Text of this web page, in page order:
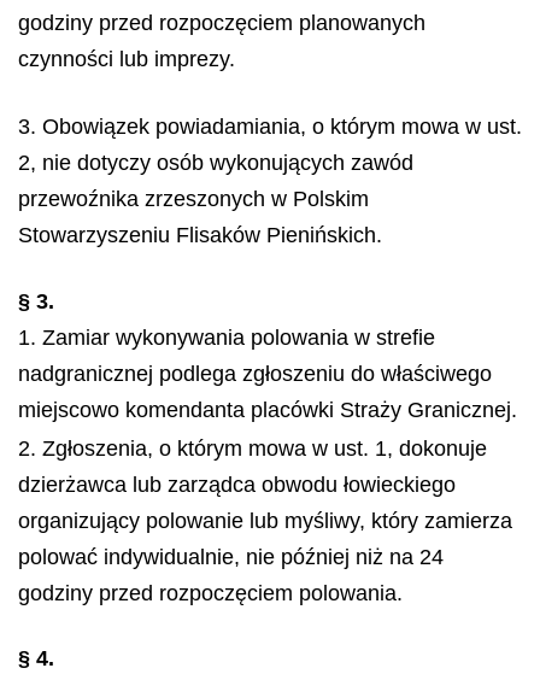
godziny przed rozpoczęciem planowanych
czynności lub imprezy.
3. Obowiązek powiadamiania, o którym mowa w ust.
2, nie dotyczy osób wykonujących zawód
przewoźnika zrzeszonych w Polskim
Stowarzyszeniu Flisaków Pienińskich.
§ 3.
1. Zamiar wykonywania polowania w strefie
nadgranicznej podlega zgłoszeniu do właściwego
miejscowo komendanta placówki Straży Granicznej.
2. Zgłoszenia, o którym mowa w ust. 1, dokonuje
dzierżawca lub zarządca obwodu łowieckiego
organizujący polowanie lub myśliwy, który zamierza
polować indywidualnie, nie później niż na 24
godziny przed rozpoczęciem polowania.
§ 4.